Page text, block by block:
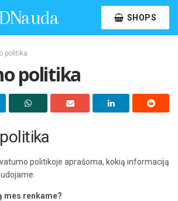
SHOPS
politika
politika
politikoje aprašoma, kokią informaciją
mes renkame?